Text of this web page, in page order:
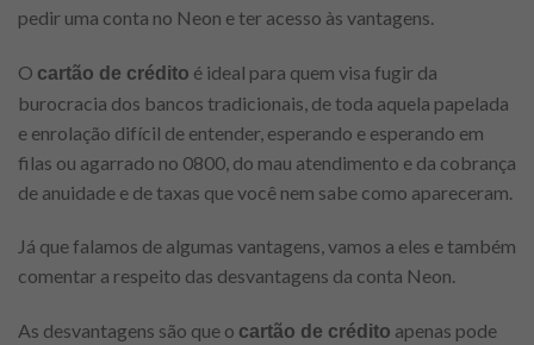
pedir uma conta no Neon e ter acesso às vantagens.
O cartão de crédito é ideal para quem visa fugir da
burocracia dos bancos tradicionais, de toda aquela papelada
e enrolação difícil de entender, esperando e esperando em
filas ou agarrado no 0800, do mau atendimento e da cobrança
de anuidade e de taxas que você nem sabe como apareceram.
Já que falamos de algumas vantagens, vamos a eles e também
comentar a respeito das desvantagens da conta Neon.
As desvantagens são que o cartão de crédito apenas pode